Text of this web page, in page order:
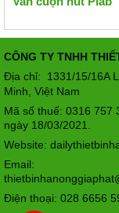
CÔNG TY TNHH
Địa chỉ: 1331/15/16A
Minh, Việt Nam
Mã số thuế: 0316 757
ngày 18/03/2021.
Website:
Email:
Điện thoại: 028 6656